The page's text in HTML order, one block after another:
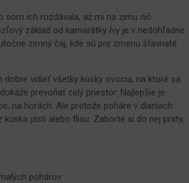
ich rozdávala, až mi na zimu nič
základ od kamarátky Ivy je v nedohľadne
zimný čaj, kde sú pre zmenu šťavnaté
dobre vidieť všetky kúsky ovocia, na ktoré sa
prevoňať celý priestor. Najlepšie je
na horách. Ale pretože poháre v dlaniach
plsti alebo flisu. Zaborte si do nej prsty,
pohárov